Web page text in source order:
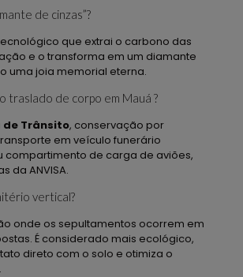
de cinzas”?
que extrai o carbono das
e o transforma em um diamante
uma joia memorial eterna.
traslado de corpo em Mauá ?
de Trânsito, conservação por
em veículo funerário
compartimento de carga de aviões,
da ANVISA.
vertical?
onde os sepultamentos ocorrem em
É considerado mais ecológico,
direto com o solo e otimiza o